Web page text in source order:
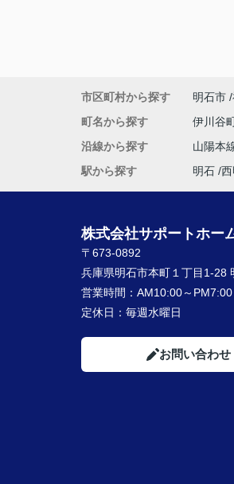
市区町村から探す 明石市
町名から探す
伊川谷
沿線から探す
山陽本
駅から探す
明石
株式会社サポートホー
〒673-0892
兵庫県明石市本町１丁目1-28
営業時間： AM10:00～PM7:00
定休日： 毎週水曜日
お問い合わせ